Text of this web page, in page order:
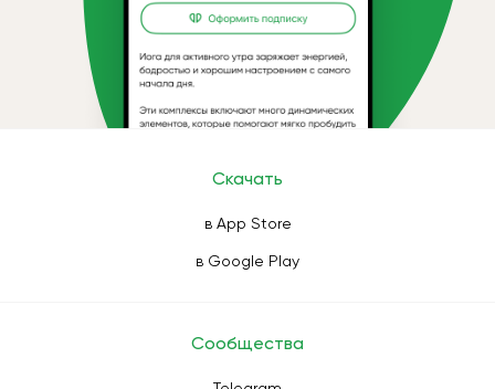
Скачать
в App Store
в Google Play
Сообщества